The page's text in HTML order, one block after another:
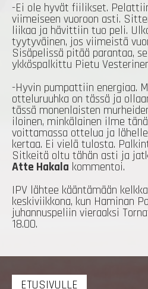
-Ei ole hyvät fiilikset.
viimeiseen vuoroon asti.
liikaa ja hävittiin tuo peli.
tyytyväinen, jos viimeistä
Sisäpelissä pitää parantaa,
ykköspalkittu Pietu
-Hyvin pumpattiin energiaa.
otteluruuhka on tässä ja
tässä monenlaisten
iloinen, minkälainen ilme
voittamassa ottelua ja
kertaa. Ei vielä tulosta.
Sitkeitä oltu tähän asti ja
Atte Hakala kommentoi.
IPV lähtee kääntämään
keskiviikkona, kun Haminan
juhannuspeliin vieraaksi
18.00.
ETUSIVULLE